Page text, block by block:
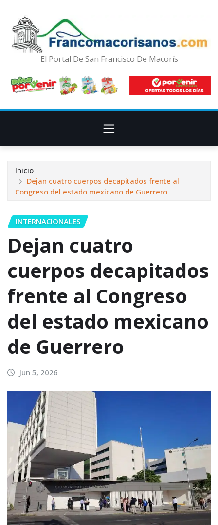
El Portal De San Francisco De Macorís
Inicio
Dejan cuatro cuerpos decapitados frente al
Congreso del estado mexicano de Guerrero
INTERNACIONALES
Dejan cuatro
cuerpos decapitados
frente al Congreso
del estado mexicano
de Guerrero
Jun 5, 2026